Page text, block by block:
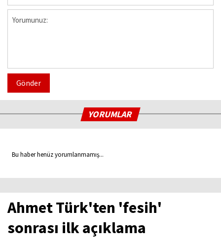
Gönder
YORUMLAR
Bu haber henüz yorumlanmamış...
Ahmet Türk'ten 'fesih'
sonrası ilk açıklama